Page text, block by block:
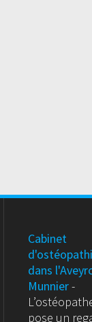
Cabinet
dans
Munnier-
pose un